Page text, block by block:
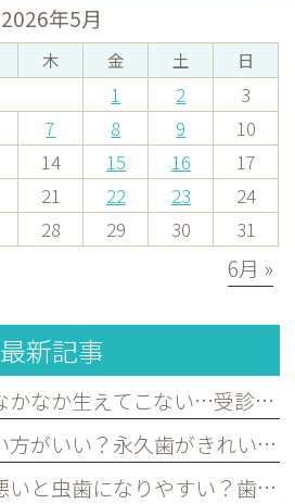
2026年5月
木 金 土 日
1 2
3
7 8 9
10
14 15 16
17
21 22 23
24
28 29 30 31
6月 »
最新記事
子どもの永久歯がなかなか生えてこない…受診した方がよいケースを歯科医が解説｜宮原・さいたま市北区の歯医者
乳歯のすき間は多い方がいい？永久歯がきれいに並ぶために必要な理由を歯科医が解説｜宮原・さいたま市北区の歯医者
子どもの歯並びが悪いと虫歯になりやすい？歯並びとお口の健康の関係を歯科医が解説｜宮原・さいたま市北区の歯医者